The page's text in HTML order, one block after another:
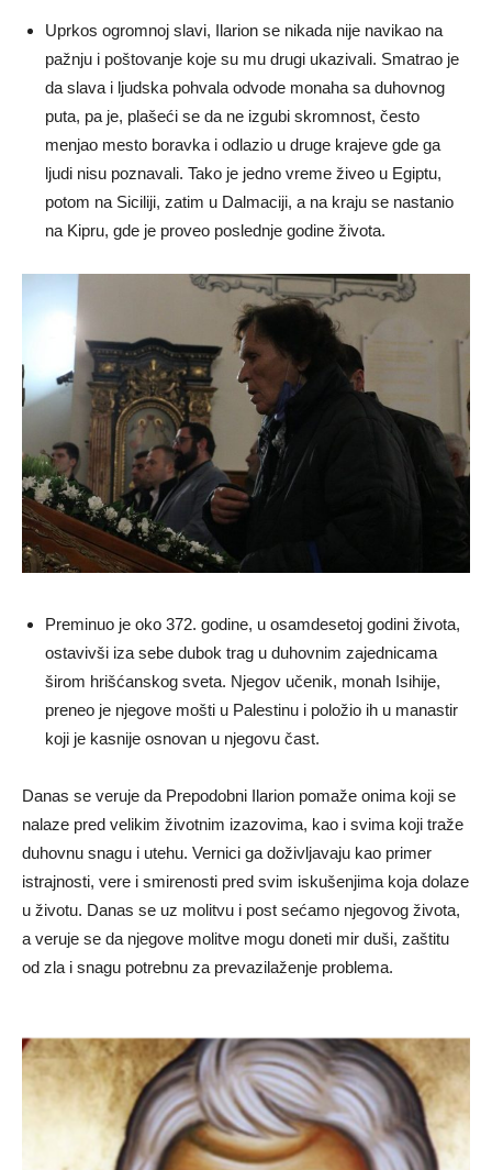
Uprkos ogromnoj slavi, Ilarion se nikada nije navikao na
pažnju i poštovanje koje su mu drugi ukazivali. Smatrao je
da slava i ljudska pohvala odvode monaha sa duhovnog
puta, pa je, plašeći se da ne izgubi skromnost, često
menjao mesto boravka i odlazio u druge krajeve gde ga
ljudi nisu poznavali. Tako je jedno vreme živeo u Egiptu,
potom na Siciliji, zatim u Dalmaciji, a na kraju se nastanio
na Kipru, gde je proveo poslednje godine života.
Preminuo je oko 372. godine, u osamdesetoj godini života,
ostavivši iza sebe dubok trag u duhovnim zajednicama
širom hrišćanskog sveta. Njegov učenik, monah Isihije,
preneo je njegove mošti u Palestinu i položio ih u manastir
koji je kasnije osnovan u njegovu čast.
Danas se veruje da Prepodobni Ilarion pomaže onima koji se
nalaze pred velikim životnim izazovima, kao i svima koji traže
duhovnu snagu i utehu. Vernici ga doživljavaju kao primer
istrajnosti, vere i smirenosti pred svim iskušenjima koja dolaze
u životu. Danas se uz molitvu i post sećamo njegovog života,
a veruje se da njegove molitve mogu doneti mir duši, zaštitu
od zla i snagu potrebnu za prevazilaženje problema.